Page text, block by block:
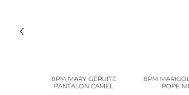
8PM MARY GERUITE
PANTALON CAMEL
8PM
ROPE